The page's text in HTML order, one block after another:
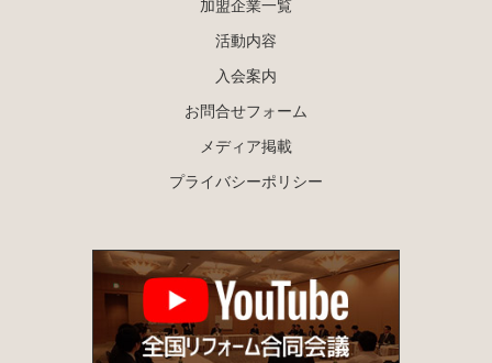
加盟企業一覧
活動内容
入会案内
お問合せフォーム
メディア掲載
プライバシーポリシー